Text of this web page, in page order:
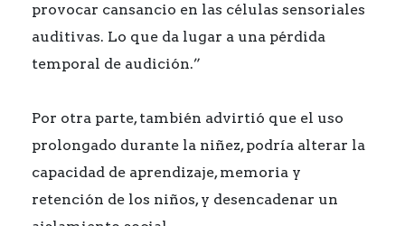
provocar cansancio en las células sensoriales
auditivas. Lo que da lugar a una pérdida
temporal de audición.”
Por otra parte, también advirtió que el uso
prolongado durante la niñez, podría alterar la
capacidad de aprendizaje, memoria y
retención de los niños, y desencadenar un